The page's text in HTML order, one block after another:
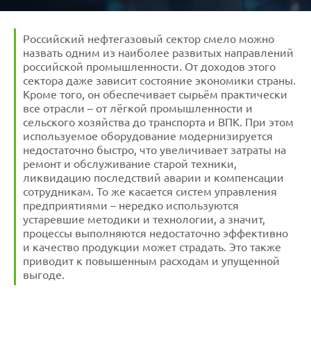
Российский нефтегазовый сектор смело можно
назвать одним из наиболее развитых направлений
российской промышленности. От доходов этого
сектора даже зависит состояние экономики страны.
Кроме того, он обеспечивает сырьём практически
все отрасли – от лёгкой промышленности и
сельского хозяйства до транспорта и ВПК. При этом
используемое оборудование модернизируется
недостаточно быстро, что увеличивает затраты на
ремонт и обслуживание старой техники,
ликвидацию последствий аварии и компенсации
сотрудникам. То же касается систем управления
предприятиями – нередко используются
устаревшие методики и технологии, а значит,
процессы выполняются недостаточно эффективно
и качество продукции может страдать. Это также
приводит к повышенным расходам и упущенной
выгоде.